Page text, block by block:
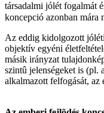
társadalmi jólét fogalmát
koncepció azonban mára
Az eddig kidolgozott
objektív egyéni
másik irányzat
szintû jelenségeket is (pl.
alkalmazott felfogását,